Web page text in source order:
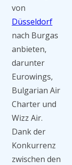
von
Düsseldorf
nach Burgas
anbieten,
darunter
Eurowings,
Bulgarian Air
Charter und
Wizz Air.
Dank der
Konkurrenz
zwischen den